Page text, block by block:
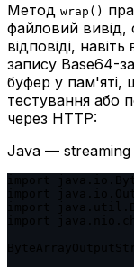
Метод wrap()
файловий вивід,
відповіді, навіть
запису Base64-
буфер у пам'яті,
тестування або
через HTTP:
Java — streaming